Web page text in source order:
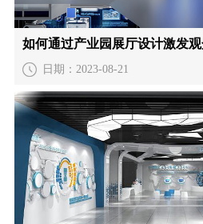
如何通过产业园展厅设计激发
日期：2023-08-21